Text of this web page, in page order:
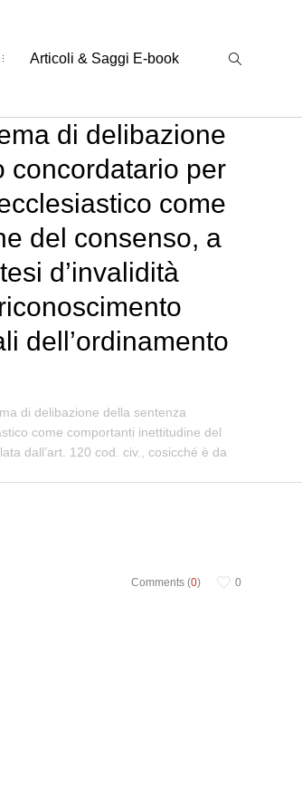
Articoli & Saggi E-book
di delibazione
concordatario per
come
del consenso, a
d’invalidità
dell’ordinamento
di delibazione della sentenza
come comportanti inettitudine del
dall’art. 120 cod. civ., cosicché è da
Comments (0) 0